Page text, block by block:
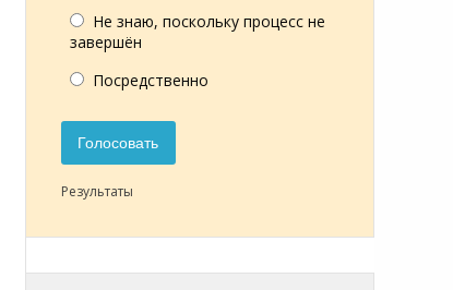
Не знаю, поскольку процесс не
завершён
Посредственно
Голосовать
Результаты